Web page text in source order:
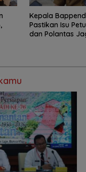
Kepala
Pastikan Isu
dan Polantas